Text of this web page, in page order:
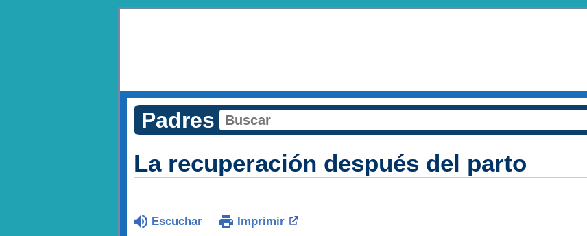
Padres
La recuperación después del parto
Escuchar Imprimir